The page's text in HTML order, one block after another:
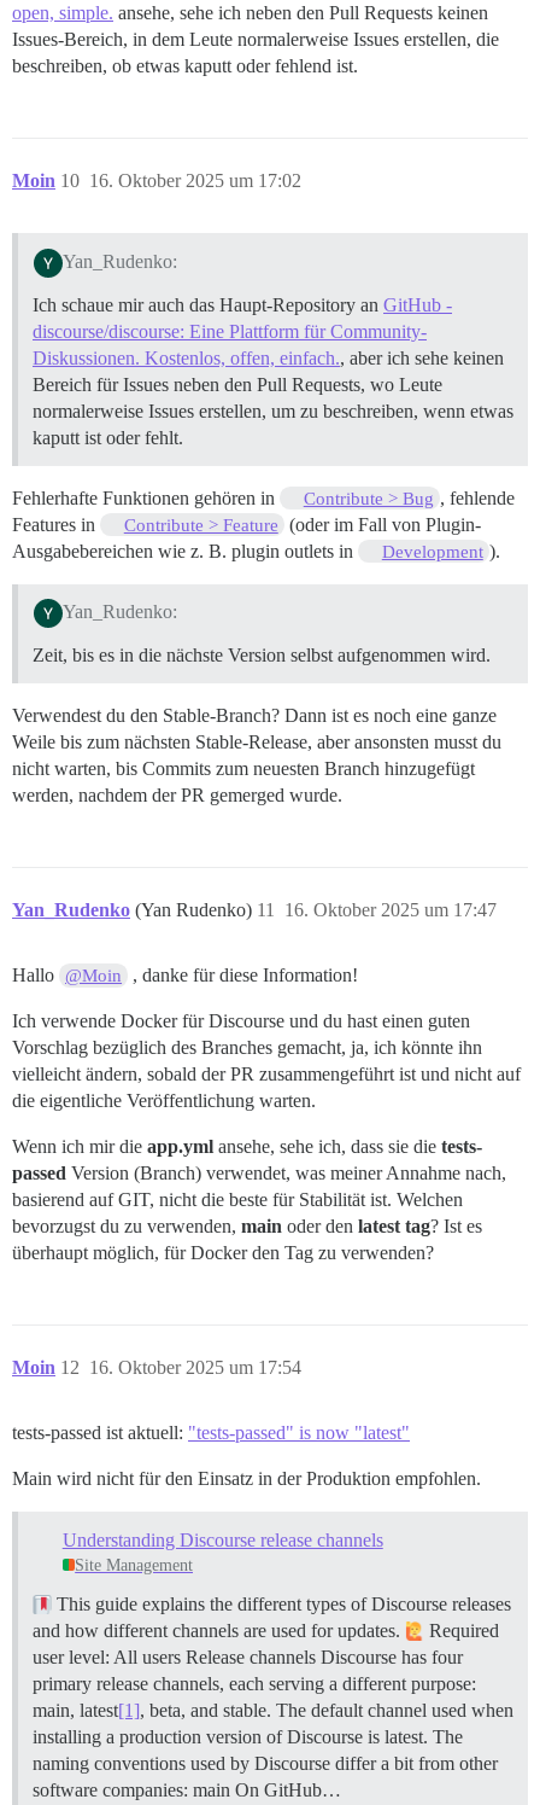
open, simple. ansehe, sehe ich neben den Pull Requests keinen
Issues-Bereich, in dem Leute normalerweise Issues erstellen, die
beschreiben, ob etwas kaputt oder fehlend ist.
Moin 16. Oktober 2025 um 17:02
10
Yan_Rudenko:
Ich schaue mir auch das Haupt-Repository an GitHub -
discourse/discourse: Eine Plattform für Community-
Diskussionen. Kostenlos, offen, einfach., aber ich sehe keinen
Bereich für Issues neben den Pull Requests, wo Leute
normalerweise Issues erstellen, um zu beschreiben, wenn etwas
kaputt ist oder fehlt.
Fehlerhafte Funktionen gehören in Contribute > Bug , fehlende
Features in
Contribute > Feature
(oder im Fall von Plugin-
Ausgabebereichen wie z. B. plugin outlets in
Development ).
Yan_Rudenko:
Zeit, bis es in die nächste Version selbst aufgenommen wird.
Verwendest du den Stable-Branch? Dann ist es noch eine ganze
Weile bis zum nächsten Stable-Release, aber ansonsten musst du
nicht warten, bis Commits zum neuesten Branch hinzugefügt
werden, nachdem der PR gemerged wurde.
Yan_Rudenko (Yan Rudenko) 16. Oktober 2025 um 17:47
11
Hallo @Moin , danke für diese Information!
Ich verwende Docker für Discourse und du hast einen guten
Vorschlag bezüglich des Branches gemacht, ja, ich könnte ihn
vielleicht ändern, sobald der PR zusammengeführt ist und nicht auf
die eigentliche Veröffentlichung warten.
Wenn ich mir die app.yml ansehe, sehe ich, dass sie die tests-
passed Version (Branch) verwendet, was meiner Annahme nach,
basierend auf GIT, nicht die beste für Stabilität ist. Welchen
bevorzugst du zu verwenden, main oder den latest tag? Ist es
überhaupt möglich, für Docker den Tag zu verwenden?
Moin 16. Oktober 2025 um 17:54
12
tests-passed ist aktuell: "tests-passed" is now "latest"
Main wird nicht für den Einsatz in der Produktion empfohlen.
Understanding Discourse release channels
Site Management
This guide explains the different types of Discourse releases
and how different channels are used for updates.
Required
user level: All users Release channels Discourse has four
primary release channels, each serving a different purpose:
main, latest[1], beta, and stable. The default channel used when
installing a production version of Discourse is latest. The
naming conventions used by Discourse differ a bit from other
software companies: main On GitHub…